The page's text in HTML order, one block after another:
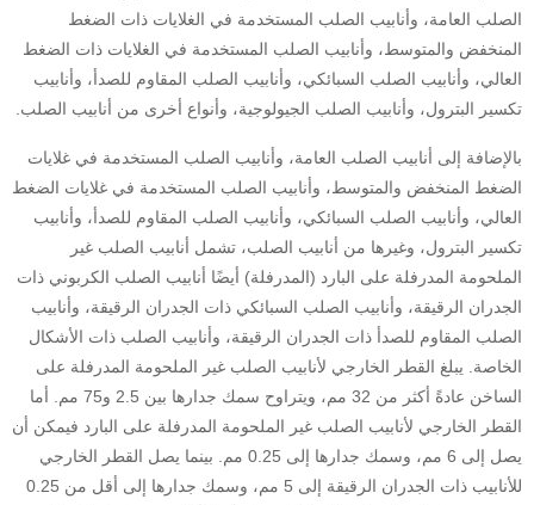
الصلب العامة، وأنابيب الصلب المستخدمة في الغلايات ذات الضغط
المنخفض والمتوسط، وأنابيب الصلب المستخدمة في الغلايات ذات الضغط
العالي، وأنابيب الصلب السبائكي، وأنابيب الصلب المقاوم للصدأ، وأنابيب
تكسير البترول، وأنابيب الصلب الجيولوجية، وأنواع أخرى من أنابيب الصلب.
بالإضافة إلى أنابيب الصلب العامة، وأنابيب الصلب المستخدمة في غلايات
الضغط المنخفض والمتوسط، وأنابيب الصلب المستخدمة في غلايات الضغط
العالي، وأنابيب الصلب السبائكي، وأنابيب الصلب المقاوم للصدأ، وأنابيب
تكسير البترول، وغيرها من أنابيب الصلب، تشمل أنابيب الصلب غير
الملحومة المدرفلة على البارد (المدرفلة) أيضًا أنابيب الصلب الكربوني ذات
الجدران الرقيقة، وأنابيب الصلب السبائكي ذات الجدران الرقيقة، وأنابيب
الصلب المقاوم للصدأ ذات الجدران الرقيقة، وأنابيب الصلب ذات الأشكال
الخاصة. يبلغ القطر الخارجي لأنابيب الصلب غير الملحومة المدرفلة على
الساخن عادةً أكثر من 32 مم، ويتراوح سمك جدارها بين 2.5 و75 مم. أما
القطر الخارجي لأنابيب الصلب غير الملحومة المدرفلة على البارد فيمكن أن
يصل إلى 6 مم، وسمك جدارها إلى 0.25 مم. بينما يصل القطر الخارجي
للأنابيب ذات الجدران الرقيقة إلى 5 مم، وسمك جدارها إلى أقل من 0.25